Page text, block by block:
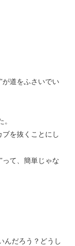
が道をふさいでい
を抜くことにし
って、簡単じゃな
んだろう？どうし